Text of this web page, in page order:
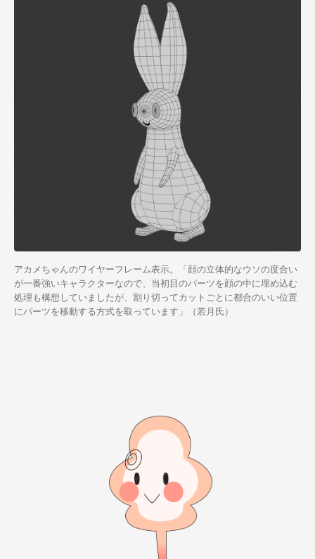
アカメちゃんのワイヤーフレーム表示。「顔の立体的なウソの度合い
が一番強いキャラクターなので、当初目のパーツを顔の中に埋め込む
処理も構想していましたが、割り切ってカットごとに都合のいい位置
にパーツを移動する方式を取っています」（若月氏）